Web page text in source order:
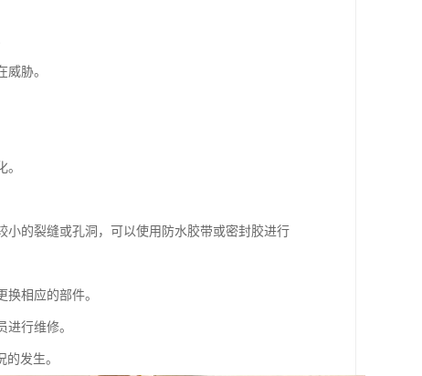
胁。
的裂缝或孔洞，可以使用防水胶带或密封胶进行
相应的部件。
行维修。
发生。